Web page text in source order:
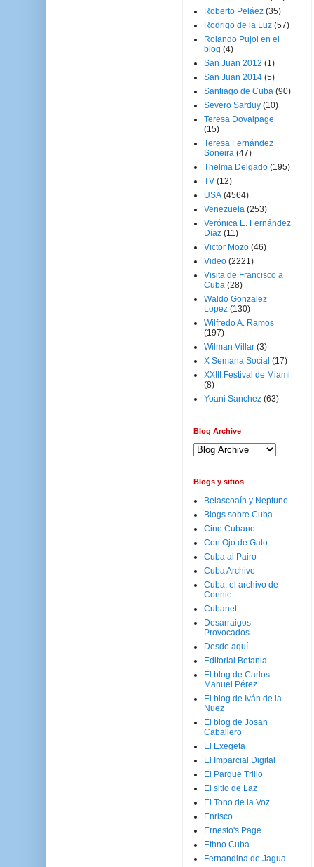
Roberto Peláez (35)
Rodrigo de la Luz (57)
Rolando Pujol en el
blog (4)
San Juan 2012 (1)
San Juan 2014 (5)
Santiago de Cuba (90)
Severo Sarduy (10)
Teresa Dovalpage
(15)
Teresa Fernández
Soneira (47)
Thelma Delgado (195)
TV (12)
USA (4564)
Venezuela (253)
Verónica E. Fernández
Díaz (11)
Victor Mozo (46)
Video (2221)
Visita de Francisco a
Cuba (28)
Waldo Gonzalez
Lopez (130)
Wilfredo A. Ramos
(197)
Wilman Villar (3)
X Semana Social (17)
XXIII Festival de Miami
(8)
Yoani Sanchez (63)
Blog Archive
Blogs y sitios
Belascoaín y Neptuno
Blogs sobre Cuba
Cine Cubano
Con Ojo de Gato
Cuba al Pairo
Cuba Archive
Cuba: el archivo de
Connie
Cubanet
Desarraigos
Provocados
Desde aquí
Editorial Betania
El blog de Carlos
Manuel Pérez
El blog de Iván de la
Nuez
El blog de Josan
Caballero
El Exegeta
El Imparcial Digital
El Parque Trillo
El sitio de Laz
El Tono de la Voz
Enrisco
Ernesto's Page
Ethno Cuba
Fernandina de Jagua